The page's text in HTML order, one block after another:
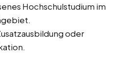
Hochschulstudium im
oder